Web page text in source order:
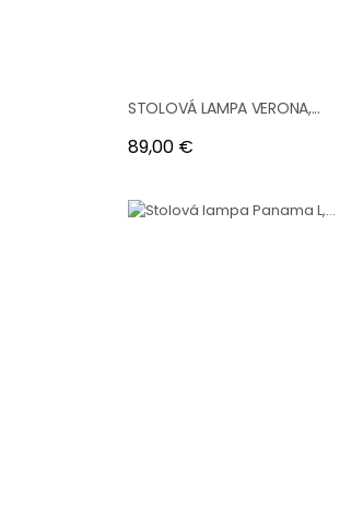
STOLOVÁ LAMPA VERONA,...
Cena
89,00 €